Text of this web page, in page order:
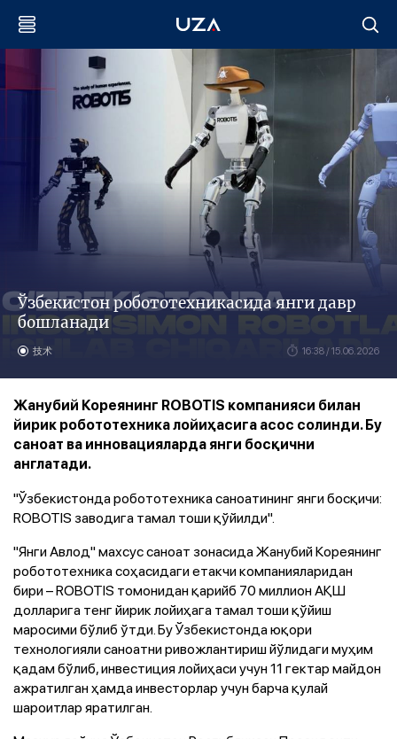
Ўзбекистон робототехникасида янги давр
бошланади
技术 16:38 / 15.06.2026
Жанубий Кореянинг ROBOTIS компанияси билан
йирик робототехника лойиҳасига асос солинди. Бу
саноат ва инновацияларда янги босқични
англатади.
"Ўзбекистонда робототехника саноатининг янги босқичи:
ROBOTIS заводига тамал тоши қўйилди".
"Янги Авлод" махсус саноат зонасида Жанубий Кореянинг
робототехника соҳасидаги етакчи компанияларидан
бири – ROBOTIS томонидан қарийб 70 миллион АҚШ
долларига тенг йирик лойиҳага тамал тоши қўйиш
маросими бўлиб ўтди. Бу Ўзбекистонда юқори
технологияли саноатни ривожлантириш йўлидаги муҳим
қадам бўлиб, инвестиция лойиҳаси учун 11 гектар майдон
ажратилган ҳамда инвесторлар учун барча қулай
шароитлар яратилган.